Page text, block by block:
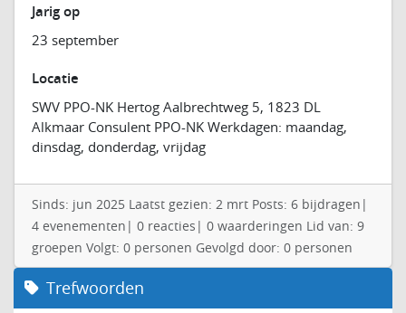
Jarig op
23 september
Locatie
SWV PPO-NK Hertog Aalbrechtweg 5, 1823 DL
Alkmaar Consulent PPO-NK Werkdagen: maandag,
dinsdag, donderdag, vrijdag
Sinds: jun 2025 Laatst gezien: 2 mrt Posts: 6 bijdragen|
4 evenementen| 0 reacties| 0 waarderingen Lid van: 9
groepen Volgt: 0 personen Gevolgd door: 0 personen
Trefwoorden